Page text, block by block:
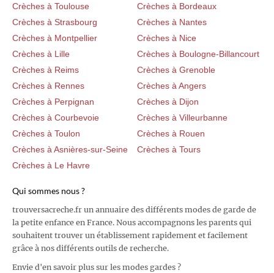
Crèches à Toulouse
Crèches à Bordeaux
Crèches à Strasbourg
Crèches à Nantes
Crèches à Montpellier
Crèches à Nice
Crèches à Lille
Crèches à Boulogne-Billancourt
Crèches à Reims
Crèches à Grenoble
Crèches à Rennes
Crèches à Angers
Crèches à Perpignan
Crèches à Dijon
Crèches à Courbevoie
Crèches à Villeurbanne
Crèches à Toulon
Crèches à Rouen
Crèches à Asnières-sur-Seine
Crèches à Tours
Crèches à Le Havre
Qui sommes nous ?
trouversacreche.fr un annuaire des différents modes de garde de
la petite enfance en France. Nous accompagnons les parents qui
souhaitent trouver un établissement rapidement et facilement
grâce à nos différents outils de recherche.
Envie d'en savoir plus sur les modes gardes ?